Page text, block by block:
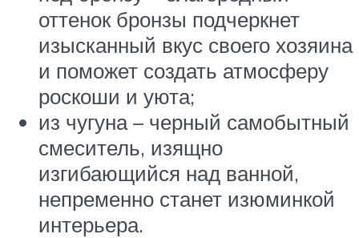
оттенок бронзы подчеркнет
изысканный вкус своего хозяина
и поможет создать атмосферу
роскоши и уюта;
из чугуна – черный самобытный
смеситель, изящно
изгибающийся над ванной,
непременно станет изюминкой
интерьера.